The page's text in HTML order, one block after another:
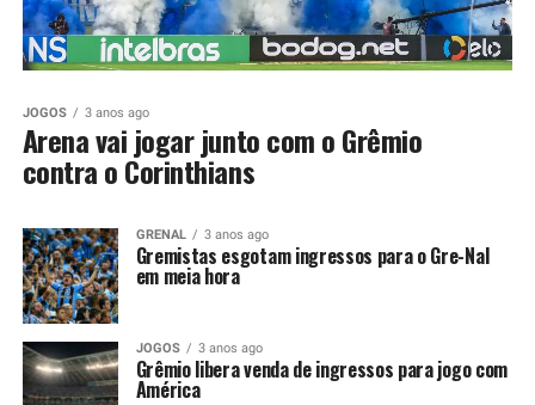
JOGOS 3 anos ago
Arena vai jogar junto com o Grêmio
contra o Corinthians
GRENAL 3 anos ago
Gremistas esgotam ingressos para o Gre-Nal
em meia hora
JOGOS 3 anos ago
Grêmio libera venda de ingressos para jogo com
América